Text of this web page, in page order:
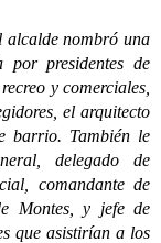
nombró una
por presidentes de
y comerciales,
el arquitecto
barrio. También le
delegado de
comandante de
Montes, y jefe de
que asistirían a los